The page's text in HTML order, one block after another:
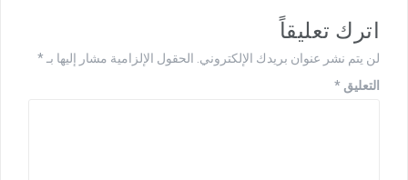
اترك تعليقاً
لن يتم نشر عنوان بريدك الإلكتروني. الحقول الإلزامية مشار إليها بـ*
التعليق *